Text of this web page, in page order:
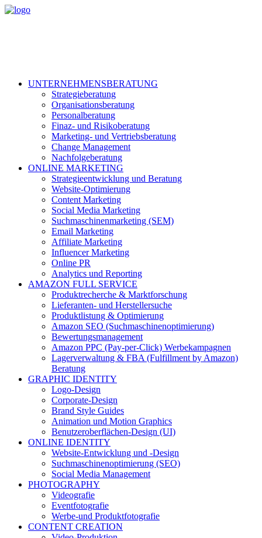
UNTERNEHMENSBERATUNG
Strategieberatung
Organisationsberatung
Personalberatung
Finaz- und Risikoberatung
Marketing- und Vertriebsberatung
Change Management
Nachfolgeberatung
ONLINE MARKETING
Strategieentwicklung und Beratung
Website-Optimierung
Content Marketing
Social Media Marketing
Suchmaschinenmarketing (SEM)
Email Marketing
Affiliate Marketing
Influencer Marketing
Online PR
Analytics und Reporting
AMAZON FULL SERVICE
Produktrecherche & Marktforschung
Lieferanten- und Herstellersuche
Produktlistung & Optimierung
Amazon SEO (Suchmaschinenoptimierung)
Bewertungsmanagement
Amazon PPC (Pay-per-Click) Werbekampagnen
Lagerverwaltung & FBA (Fulfillment by Amazon)
Beratung
GRAPHIC IDENTITY
Logo-Design
Corporate-Design
Brand Style Guides
Animation und Motion Graphics
Benutzeroberflächen-Design (UI)
ONLINE IDENTITY
Website-Entwicklung und -Design
Suchmaschinenoptimierung (SEO)
Social Media Management
PHOTOGRAPHY
Videografie
Eventfotografie
Werbe-und Produktfotografie
CONTENT CREATION